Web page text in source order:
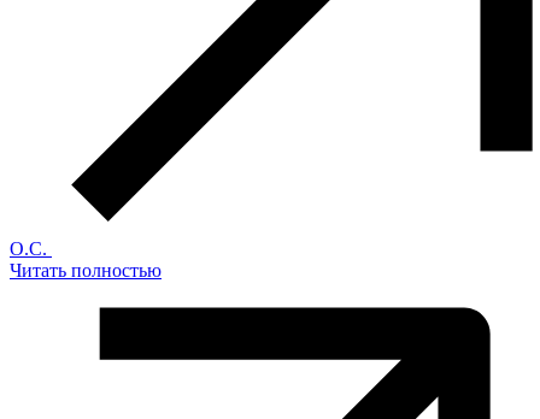
О.С.
Читать полностью